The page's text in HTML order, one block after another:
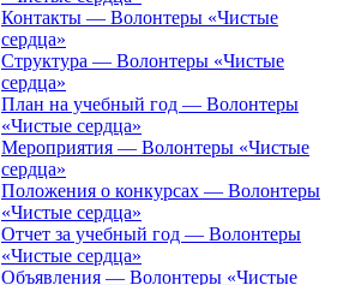
Контакты — Волонтеры «Чистые
сердца»
Структура — Волонтеры «Чистые
сердца»
План на учебный год — Волонтеры
«Чистые сердца»
Мероприятия — Волонтеры «Чистые
сердца»
Положения о конкурсах — Волонтеры
«Чистые сердца»
Отчет за учебный год — Волонтеры
«Чистые сердца»
Объявления — Волонтеры «Чистые